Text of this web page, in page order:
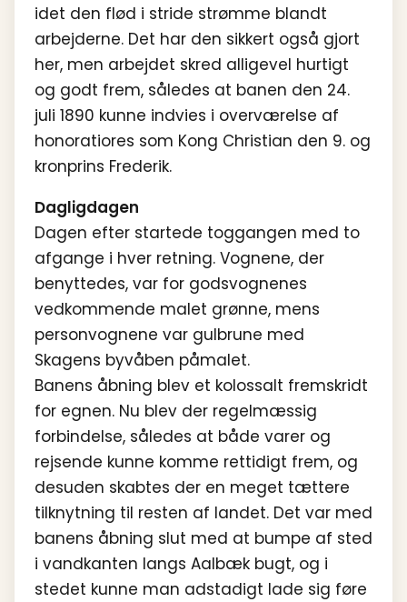
idet den flød i stride strømme blandt
arbejderne. Det har den sikkert også gjort
her, men arbejdet skred alligevel hurtigt
og godt frem, således at banen den 24.
juli 1890 kunne indvies i overværelse af
honoratiores som Kong Christian den 9. og
kronprins Frederik.
Dagligdagen
Dagen efter startede toggangen med to
afgange i hver retning. Vognene, der
benyttedes, var for godsvognenes
vedkommende malet grønne, mens
personvognene var gulbrune med
Skagens byvåben påmalet.
Banens åbning blev et kolossalt fremskridt
for egnen. Nu blev der regelmæssig
forbindelse, således at både varer og
rejsende kunne komme rettidigt frem, og
desuden skabtes der en meget tættere
tilknytning til resten af landet. Det var med
banens åbning slut med at bumpe af sted
i vandkanten langs Aalbæk bugt, og i
stedet kunne man adstadigt lade sig føre